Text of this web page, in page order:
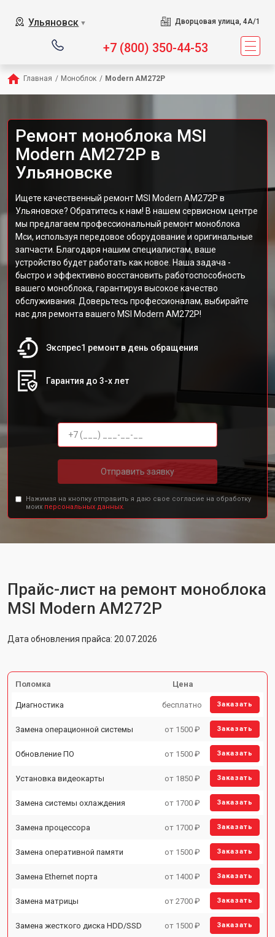
Ульяновск ▼ Дворцовая улица, 4А/1
+7 (800) 350-44-53
Главная / Моноблок / Modern AM272P
Ремонт моноблока MSI
Modern AM272P в
Ульяновске
Ищете качественный ремонт MSI Modern AM272P в
Ульяновске? Обратитесь к нам! В нашем сервисном центре
мы предлагаем профессиональный ремонт моноблока
Мси, используя передовое оборудование и оригинальные
запчасти. Благодаря нашим специалистам, ваше
устройство будет работать как новое. Наша задача -
быстро и эффективно восстановить работоспособность
вашего моноблока, гарантируя высокое качество
обслуживания. Доверьтесь профессионалам, выбирайте
нас для ремонта вашего MSI Modern AM272P!
Экспрес1 ремонт в день обращения
Гарантия до 3-х лет
Отправить заявку
Нажимая на кнопку отправить я даю свое согласие на обработку
моих персональных данных.
Прайс-лист на ремонт моноблока
MSI Modern AM272P
Дата обновления прайса: 20.07.2026
Поломка Цена
Диагностика бесплатно Заказать
Замена операционной системы от 1500 ₽ Заказать
Обновление ПО от 1500 ₽ Заказать
Установка видеокарты от 1850 ₽ Заказать
Замена системы охлаждения от 1700 ₽ Заказать
Замена процессора от 1700 ₽ Заказать
Замена оперативной памяти от 1500 ₽ Заказать
Замена Ethernet порта от 1400 ₽ Заказать
Замена матрицы от 2700 ₽ Заказать
Замена жесткого диска HDD/SSD от 1500 ₽ Заказать